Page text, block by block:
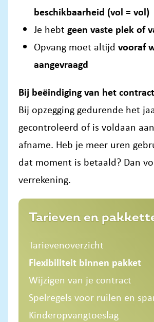
beschikbaarheid (vol = vol)
Je hebt geen vaste plek of
Opvang moet altijd vooraf
aangevraagd
Bij beëindiging van het contract
Bij opzegging gedurende het
gecontroleerd of is voldaan
afname. Heb je meer uren
dat moment is betaald? Dan
verrekening.
Tarieven en
Tarievenoverzicht
Flexibiliteit binnen pakket
Wijzigen van je contract
Spelregels voor ruilen en
Kinderopvangtoeslag